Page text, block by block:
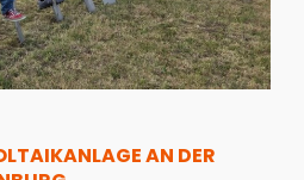
AN DER